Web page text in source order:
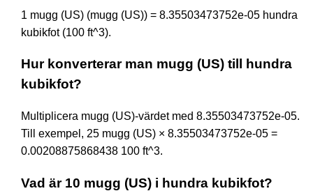
1 mugg (US) (mugg (US)) = 8.35503473752e-05 hundra
kubikfot (100 ft^3).
Hur konverterar man mugg (US) till hundra
kubikfot?
Multiplicera mugg (US)-värdet med 8.35503473752e-05.
Till exempel, 25 mugg (US) × 8.35503473752e-05 =
0.00208875868438 100 ft^3.
Vad är 10 mugg (US) i hundra kubikfot?